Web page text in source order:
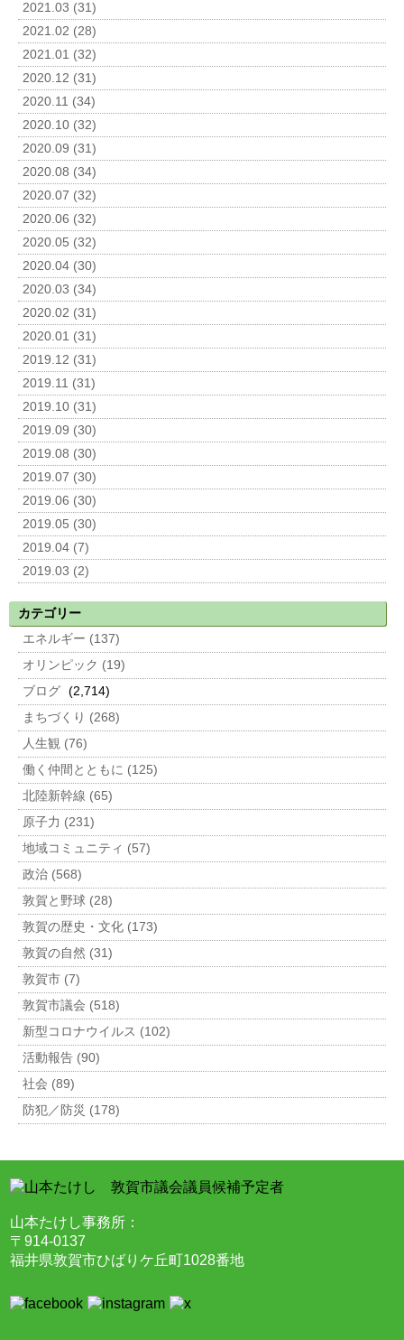
2021.03 (31)
2021.02 (28)
2021.01 (32)
2020.12 (31)
2020.11 (34)
2020.10 (32)
2020.09 (31)
2020.08 (34)
2020.07 (32)
2020.06 (32)
2020.05 (32)
2020.04 (30)
2020.03 (34)
2020.02 (31)
2020.01 (31)
2019.12 (31)
2019.11 (31)
2019.10 (31)
2019.09 (30)
2019.08 (30)
2019.07 (30)
2019.06 (30)
2019.05 (30)
2019.04 (7)
2019.03 (2)
カテゴリー
エネルギー (137)
オリンピック (19)
ブログ (2,714)
まちづくり (268)
人生観 (76)
働く仲間とともに (125)
北陸新幹線 (65)
原子力 (231)
地域コミュニティ (57)
政治 (568)
敦賀と野球 (28)
敦賀の歴史・文化 (173)
敦賀の自然 (31)
敦賀市 (7)
敦賀市議会 (518)
新型コロナウイルス (102)
活動報告 (90)
社会 (89)
防犯／防災 (178)
山本たけし事務所：
〒914-0137
福井県敦賀市ひばりケ丘町1028番地